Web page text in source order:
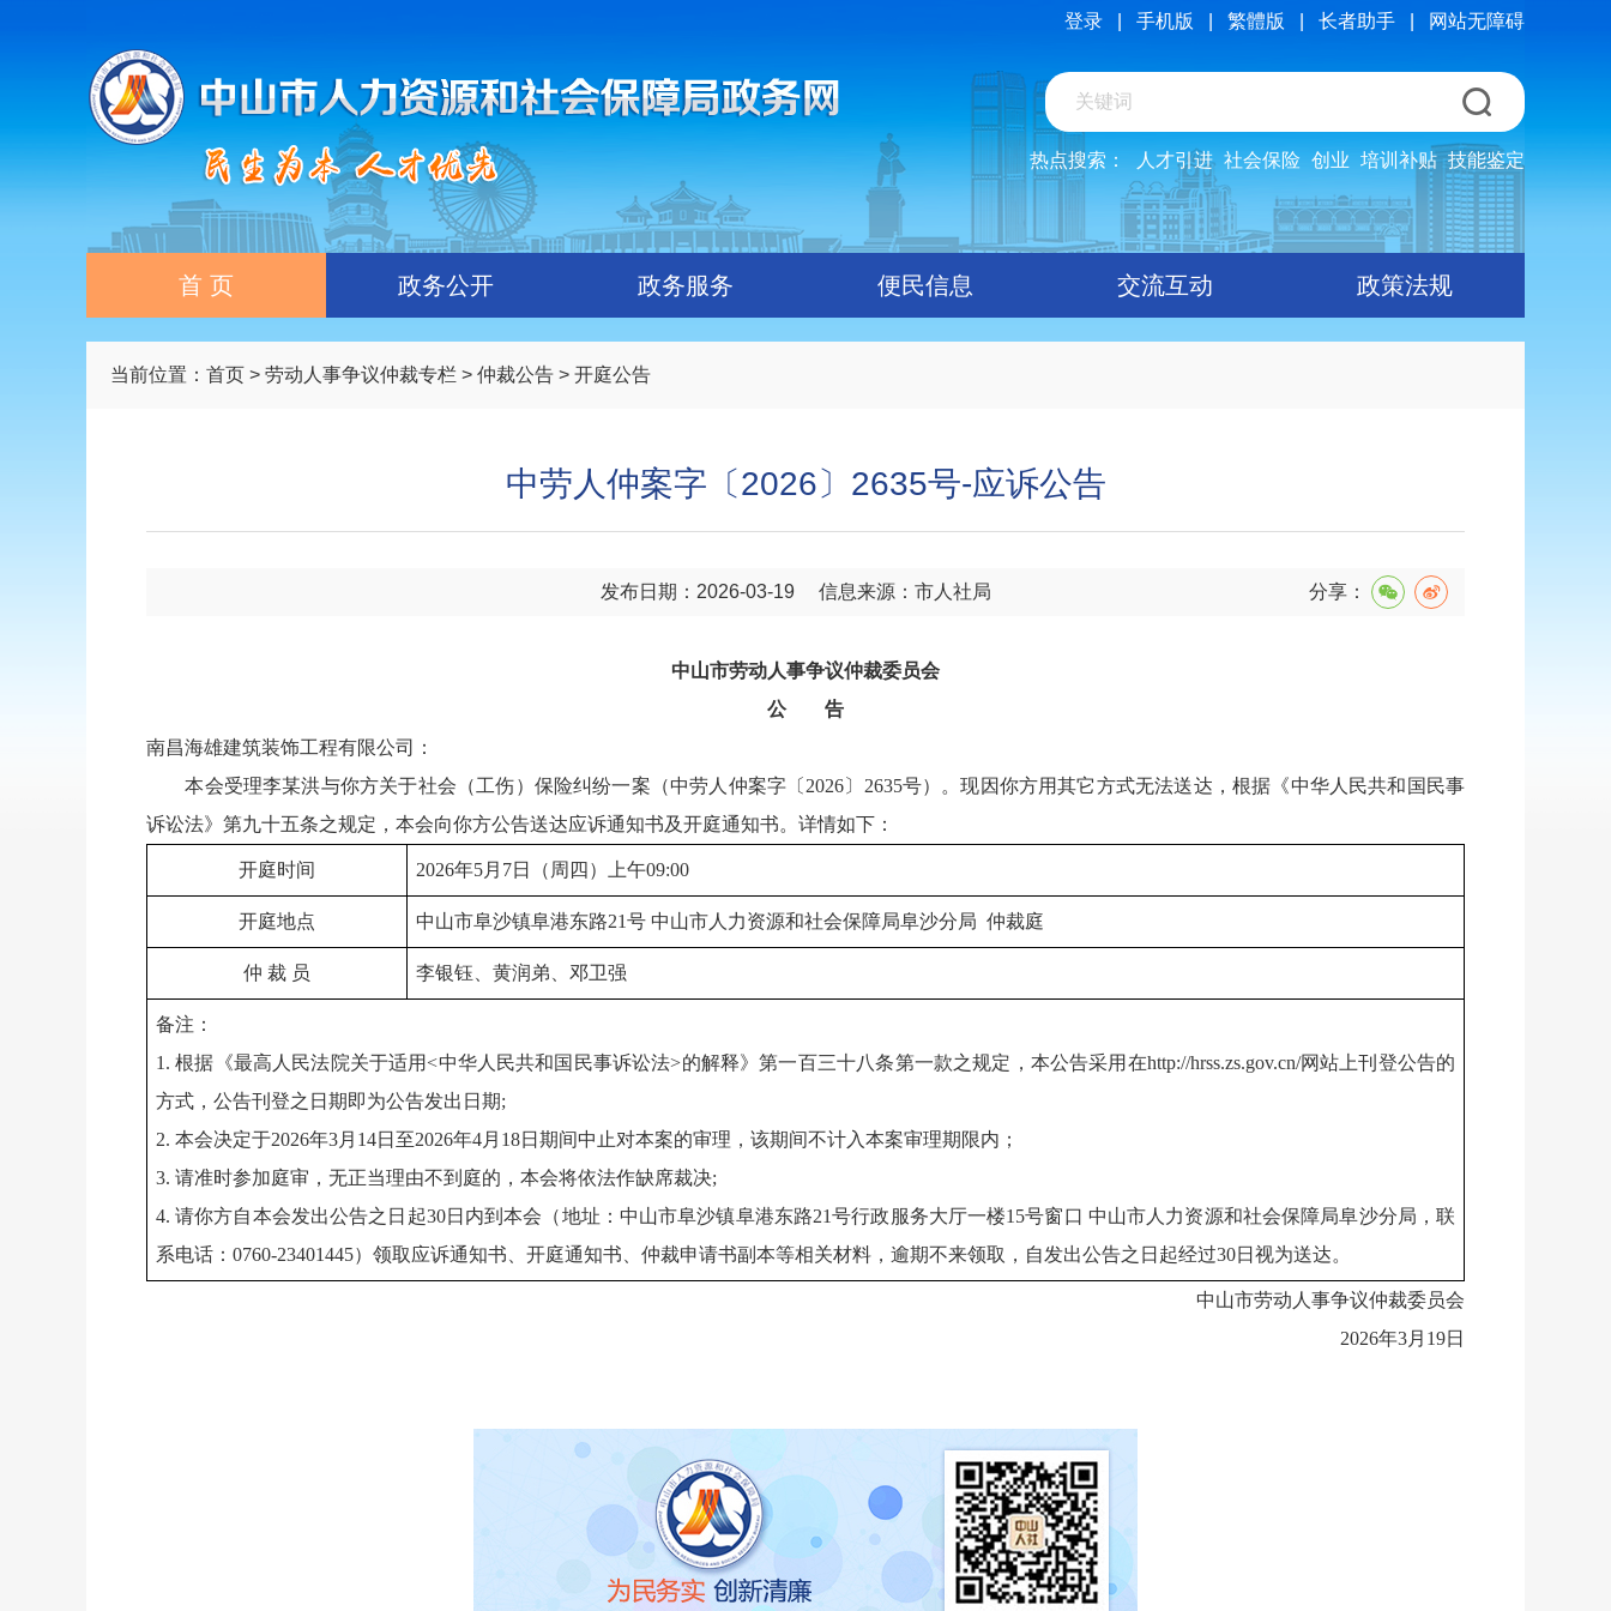
登录 手机版 繁體版 长者助手 网站无障碍
热点搜索： 人才引进 社会保险 创业 培训补贴 技能鉴定
首 页 政务公开 政务服务 便民信息 交流互动 政策法规
当前位置： 首页 > 劳动人事争议仲裁专栏 > 仲裁公告 > 开庭公告
中劳人仲案字〔2026〕2635号-应诉公告
发布日期：2026-03-19 信息来源：市人社局 分享：
中山市劳动人事争议仲裁委员会
公 告
南昌海雄建筑装饰工程有限公司：
本会受理李某洪与你方关于社会（工伤）保险纠纷一案（中劳人仲案字〔2026〕2635号）。现因你方用其它方式无法送达，根据《中华人民共和国民事
诉讼法》第九十五条之规定，本会向你方公告送达应诉通知书及开庭通知书。详情如下：
开庭时间 2026年5月7日（周四）上午09:00
开庭地点 中山市阜沙镇阜港东路21号 中山市人力资源和社会保障局阜沙分局  仲裁庭
仲 裁 员 李银钰、黄润弟、邓卫强
备注：
1. 根据《最高人民法院关于适用<中华人民共和国民事诉讼法>的解释》第一百三十八条第一款之规定，本公告采用在http://hrss.zs.gov.cn/网站上刊登公告的
方式，公告刊登之日期即为公告发出日期;
2. 本会决定于2026年3月14日至2026年4月18日期间中止对本案的审理，该期间不计入本案审理期限内；
3. 请准时参加庭审，无正当理由不到庭的，本会将依法作缺席裁决;
4. 请你方自本会发出公告之日起30日内到本会（地址：中山市阜沙镇阜港东路21号行政服务大厅一楼15号窗口 中山市人力资源和社会保障局阜沙分局，联
系电话：0760-23401445）领取应诉通知书、开庭通知书、仲裁申请书副本等相关材料，逾期不来领取，自发出公告之日起经过30日视为送达。
中山市劳动人事争议仲裁委员会
2026年3月19日